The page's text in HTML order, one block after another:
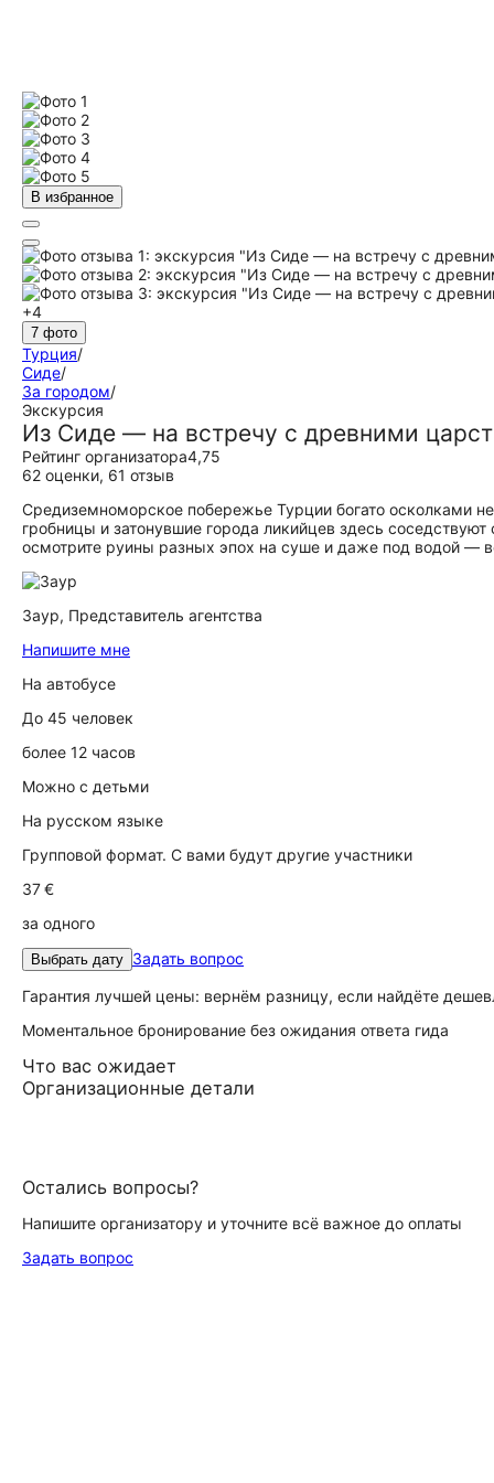
В избранное
+4
7 фото
Турция/
Сиде/
За городом/
Экскурсия
Из Сиде — на встречу с древними
Рейтинг организатора4,75
62 оценки, 61 отзыв
Средиземноморское побережье Турции богато осколками
гробницы и затонувшие города ликийцев здесь
осмотрите руины разных эпох на суше и даже под водой —
Заур, Представитель агентства
Напишите мне
На автобусе
До 45 человек
более 12 часов
Можно с детьми
На русском языке
Групповой формат. С вами будут другие участники
37 €
за одного
Выбрать дату Задать вопрос
Гарантия лучшей цены: вернём разницу, если найдёте
Моментальное бронирование без ожидания ответа гида
Что вас ожидает
Организационные детали
Остались вопросы?
Напишите организатору и уточните всё важное до оплаты
Задать вопрос